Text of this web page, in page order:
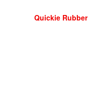
Quickie